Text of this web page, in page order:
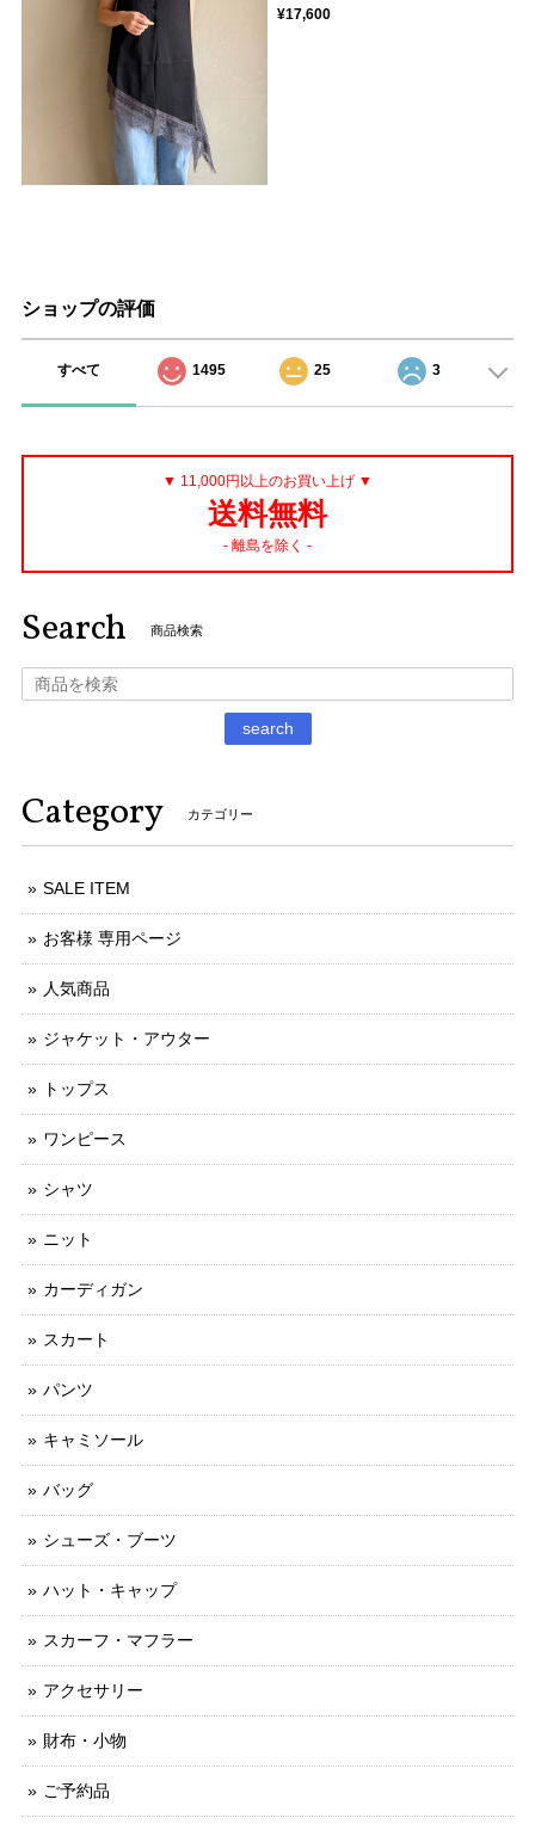
¥17,600
ショップの評価
すべて 1495 25 3
▼ 11,000円以上のお買い上げ ▼
送料無料
- 離島を除く -
Search 商品検索
search
Category カテゴリー
SALE ITEM
お客様 専用ページ
人気商品
ジャケット・アウター
トップス
ワンピース
シャツ
ニット
カーディガン
スカート
パンツ
キャミソール
バッグ
シューズ・ブーツ
ハット・キャップ
スカーフ・マフラー
アクセサリー
財布・小物
ご予約品